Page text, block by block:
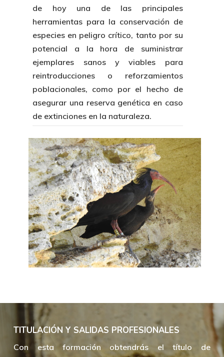
de hoy una de las principales
herramientas para la conservación de
especies en peligro crítico, tanto por su
potencial a la hora de suministrar
ejemplares sanos y viables para
reintroducciones o reforzamientos
poblacionales, como por el hecho de
asegurar una reserva genética en caso
de extinciones en la naturaleza.
TITULACIÓN Y SALIDAS PROFESIONALES
Con esta formación obtendrás el título de